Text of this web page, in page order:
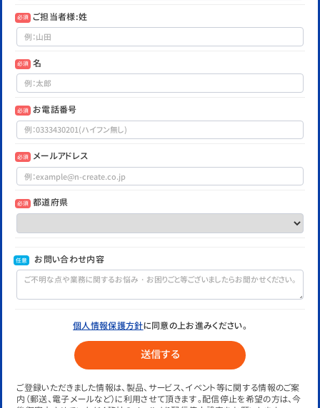
必須 ご担当者様:姓
必須 名
必須 お電話番号
必須 メールアドレス
必須 都道府県
任意 お問い合わせ内容
個人情報保護方針に同意の上お進みください。
ご登録いただきました情報は、製品、サービス、イベント等に関する情報のご案
内（郵送、電子メールなど）に利用させて頂きます。配信停止を希望の方は、今